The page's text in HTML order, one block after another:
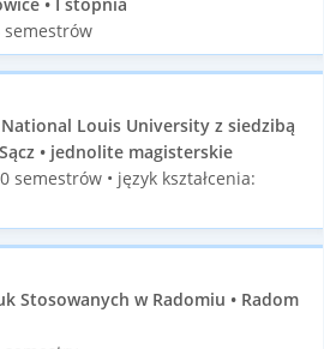
National Louis University z siedzibą
• jednolite magisterskie
semestrów • język kształcenia:
Stosowanych w Radomiu • Radom